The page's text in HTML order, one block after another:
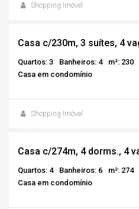
Shopping Imóvel
Casa c/230m, 3 suítes, 4
Quartos: 3 Banheiros: 4
m²: 230
Casa em condomínio
Shopping Imóvel
Casa c/274m, 4 dorms., 4
Quartos: 4 Banheiros: 6
m²: 274
Casa em condomínio